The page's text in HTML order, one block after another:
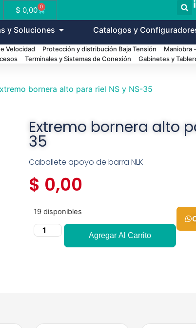
$ 0,00 0
y Soluciones Catalogos y
Velocidad Protección y distribución Baja Tensión
Maniobra
Terminales y Sistemas de Conexión Gabinetes y
bornera alto para riel NS y NS-35
Extremo bornera alto
35
Caballete apoyo de barra NLK
$ 0,00
19 disponibles
Agregar Al Carrito